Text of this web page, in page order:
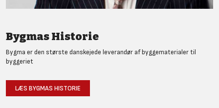
Bygmas Historie
Bygma er den største danskejede leverandør af byggematerialer til
byggeriet
LÆS BYGMAS HISTORIE